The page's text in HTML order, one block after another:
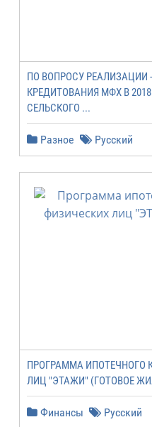
ПО ВОПРОСУ РЕАЛИЗАЦИИ
КРЕДИТОВАНИЯ МФХ В
СЕЛЬСКОГО ...
Разное Русский
ПРОГРАММА ИПОТЕЧНОГО
ЛИЦ "ЭТАЖИ" (ГОТОВОЕ
Финансы Русский